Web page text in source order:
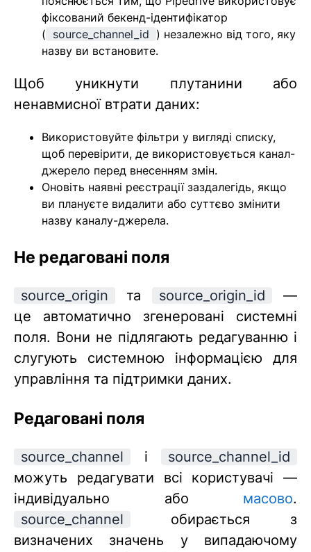
фіксований бекенд-ідентифікатор
( source_channel_id ) незалежно від того, яку
назву ви встановите.
Щоб уникнути плутанини або
ненавмисної втрати даних:
Використовуйте фільтри у вигляді списку,
щоб перевірити, де використовується канал-
джерело перед внесенням змін.
Оновіть наявні реєстрації заздалегідь, якщо
ви плануєте видалити або суттєво змінити
назву каналу-джерела.
Не редаговані поля
source_origin та source_origin_id
—
це автоматично згенеровані системні
поля. Вони не підлягають редагуванню і
слугують системною інформацією для
управління та підтримки даних.
Редаговані поля
source_channel і
source_channel_id
можуть редагувати всі користувачі —
індивідуально або масово.
source_channel
обирається з
визначених значень у випадаючому